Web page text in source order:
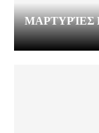
ΜΑΡΤΥΡΊΕΣ